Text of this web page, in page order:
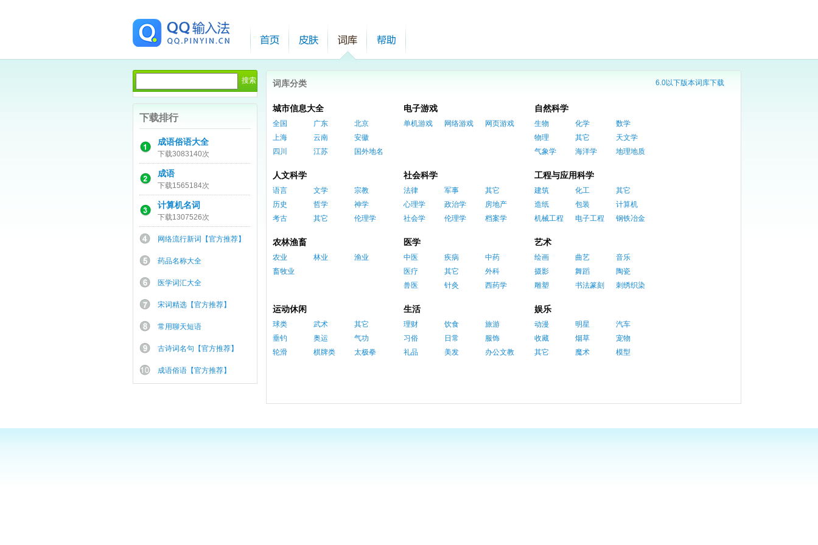
下载排行
成语俗语大全
下载3083140次
成语
下载1565184次
计算机名词
下载1307526次
网络流行新词【官方推荐】
药品名称大全
医学词汇大全
宋词精选【官方推荐】
常用聊天短语
古诗词名句【官方推荐】
成语俗语【官方推荐】
词库分类 6.0以下版本词库下载
城市信息大全
全国 广东
北京
上海
云南
安徽
四川
江苏 国外地名
电子游戏
单机游戏 网络游戏 网页游戏
自然科学
生物 化学
数学
物理
其它
天文学
气象学
海洋学 地理地质
人文科学
语言 文学
宗教
历史
哲学
神学
考古
其它 伦理学
社会科学
法律 军事
其它
心理学
政治学
房地产
社会学
伦理学 档案学
工程与应用科学
建筑 化工
其它
造纸
包装
计算机
机械工程
电子工程 钢铁冶金
农林渔畜
农业 林业
渔业
畜牧业
医学
中医 疾病
中药
医疗
其它
外科
兽医
针灸 西药学
艺术
绘画 曲艺
音乐
摄影
舞蹈
陶瓷
雕塑
书法篆刻 刺绣织染
运动休闲
球类 武术
其它
垂钓
奥运
气功
轮滑
棋牌类 太极拳
生活
理财 饮食
旅游
习俗
日常
服饰
礼品
美发 办公文教
娱乐
动漫 明星
汽车
收藏
烟草
宠物
其它
魔术 模型